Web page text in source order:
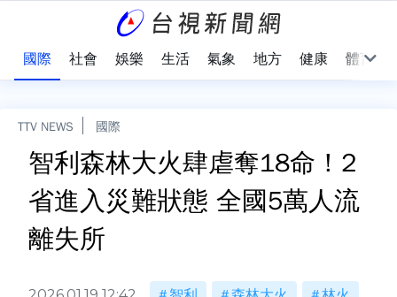
國際 社會 娛樂 生活 氣象 地方 健康 體育
TTV NEWS 國際
智利森林大火肆虐奪18命！2
省進入災難狀態 全國5萬人流
離失所